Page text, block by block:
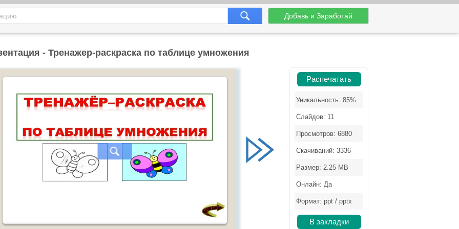
Добавь и Заработай
- Тренажер-раскраска по таблице умножения
Распечатать
Уникальность: 85%
Слайдов: 11
Просмотров: 6880
Скачиваний: 3336
Размер: 2.25 MB
Онлайн: Да
Формат: ppt / pptx
В закладки